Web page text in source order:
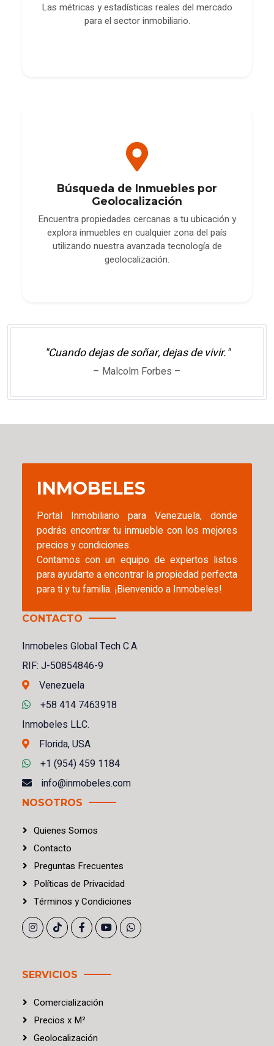
Las métricas y estadísticas reales del mercado
para el sector inmobiliario.
Búsqueda de Inmuebles por
Geolocalización
Encuentra propiedades cercanas a tu ubicación y
explora inmuebles en cualquier zona del país
utilizando nuestra avanzada tecnología de
geolocalización.
"Cuando dejas de soñar, dejas de vivir."
– Malcolm Forbes –
INMOBELES
Portal Inmobiliario para Venezuela, donde
podrás encontrar tu inmueble con los mejores
precios y condiciones.
Contamos con un equipo de expertos listos
para ayudarte a encontrar la propiedad perfecta
para ti y tu familia. ¡Bienvenido a Inmobeles!
CONTACTO
Inmobeles Global Tech C.A.
RIF: J-50854846-9
Venezuela
+58 414 7463918
Inmobeles LLC.
Florida, USA
+1 (954) 459 1184
info@inmobeles.com
NOSOTROS
Quienes Somos
Contacto
Preguntas Frecuentes
Políticas de Privacidad
Términos yCondiciones
SERVICIOS
Comercialización
Precios x M²
Geolocalización